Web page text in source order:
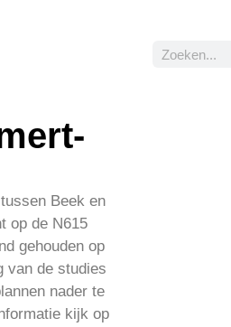
Beek en
op de N615
gehouden op
van de studies
nader te
kijk op